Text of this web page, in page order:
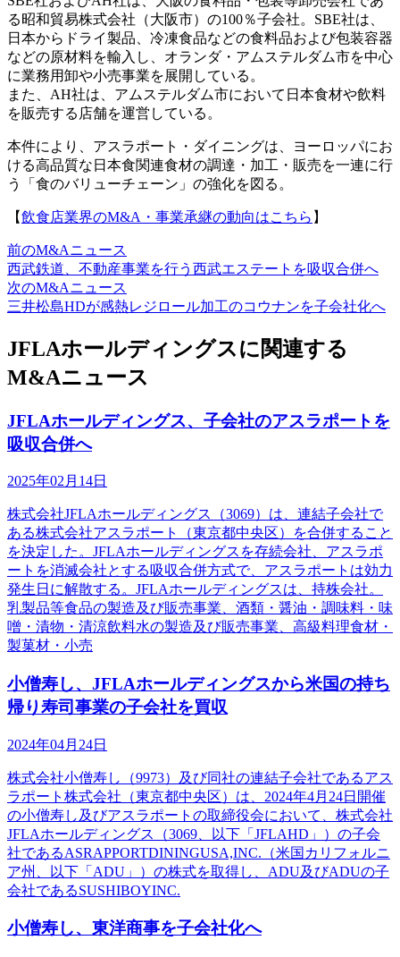
る昭和貿易株式会社（大阪市）の100％子会社。SBE社は、
日本からドライ製品、冷凍食品などの食料品および包装容器
などの原材料を輸入し、オランダ・アムステルダム市を中心
に業務用卸や小売事業を展開している。
また、AH社は、アムステルダム市において日本食材や飲料
を販売する店舗を運営している。
本件により、アスラポート・ダイニングは、ヨーロッパにお
ける高品質な日本食関連食材の調達・加工・販売を一連に行
う「食のバリューチェーン」の強化を図る。
【飲食店業界のM&A・事業承継の動向はこちら 】
前のM&Aニュース
西武鉄道、不動産事業を行う西武エステートを吸収合併へ
次のM&Aニュース
三井松島HDが感熱レジロール加工のコウナンを子会社化へ
JFLAホールディングスに関連する
M&Aニュース
JFLAホールディングス、子会社のアスラポートを
吸収合併へ
2025年02月14日
株式会社JFLAホールディングス（3069）は、連結子会社で
ある株式会社アスラポート（東京都中央区）を合併すること
を決定した。JFLAホールディングスを存続会社、アスラポ
ートを消滅会社とする吸収合併方式で、アスラポートは効力
発生日に解散する。JFLAホールディングスは、持株会社。
乳製品等食品の製造及び販売事業、酒類・醤油・調味料・味
噌・漬物・清涼飲料水の製造及び販売事業、高級料理食材・
製菓材・小売
小僧寿し、JFLAホールディングスから米国の持ち
帰り寿司事業の子会社を買収
2024年04月24日
株式会社小僧寿し（9973）及び同社の連結子会社であるアス
ラポート株式会社（東京都中央区）は、2024年4月24日開催
の小僧寿し及びアスラポートの取締役会において、株式会社
JFLAホールディングス（3069、以下「JFLAHD」）の子会
社であるASRAPPORTDININGUSA,INC.（米国カリフォルニ
ア州、以下「ADU」）の株式を取得し、ADU及びADUの子
会社であるSUSHIBOYINC.
小僧寿し、東洋商事を子会社化へ